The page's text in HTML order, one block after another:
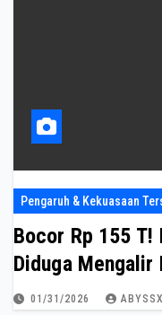
Pengaruh & Kekuasaan
Bocor Rp 155
Diduga Mengalir
01/31/2026